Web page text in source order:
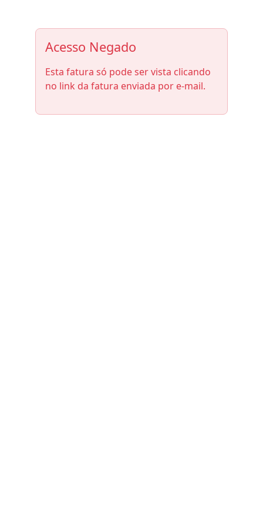
Acesso Negado
Esta fatura só pode ser vista clicando
no link da fatura enviada por e-mail.